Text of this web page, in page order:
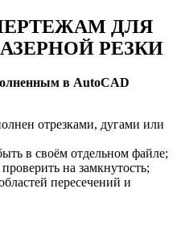
ДЛЯ
РЕЗКИ
в AutoCAD
отрезками, дугами или
в своём отдельном файле;
на замкнутость;
пересечений и